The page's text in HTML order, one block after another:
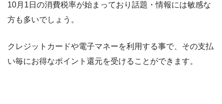
10月1日の消費税率が始まっており話題・情報には敏感な
方も多いでしょう。
クレジットカードや電子マネーを利用する事で、その支払
い毎にお得なポイント還元を受けることができます。